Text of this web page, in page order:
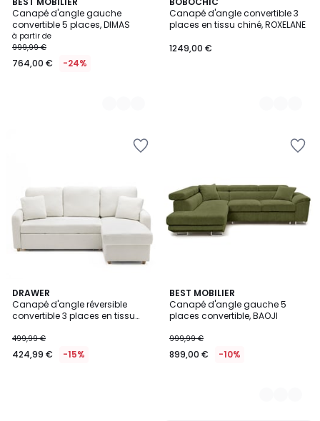
Canapé d'angle gauche
convertible 5 places, DIMAS
à partir de
999,99 €
764,00 € -24%
3
Couleurs
Canapé d'angle convertible 3
places en tissu chiné, ROXELANE
1249,00 €
9
Couleurs
DRAWER
Canapé d'angle réversible
convertible 3 places en tissu
499,99 €
424,99 € -15%
BEST MOBILIER
Canapé d'angle gauche 5
places convertible, BAOJI
999,99 €
899,00 € -10%
5
Couleurs